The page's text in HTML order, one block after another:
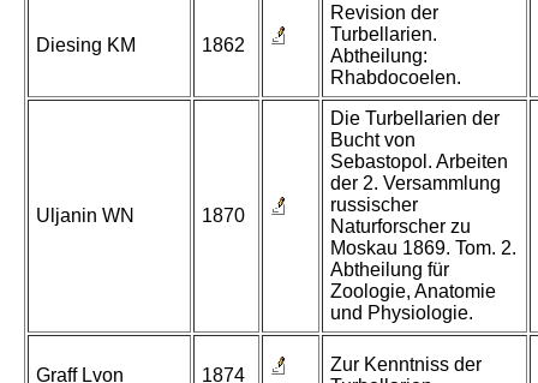
Diesing KM 1862
Revision der
Turbellarien.
Abtheilung:
Rhabdocoelen.
Uljanin WN 1870
Die Turbellarien der
Bucht von
Sebastopol. Arbeiten
der 2. Versammlung
russischer
Naturforscher zu
Moskau 1869. Tom. 2.
Abtheilung für
Zoologie, Anatomie
und Physiologie.
Graff Lvon 1874
Zur Kenntniss der